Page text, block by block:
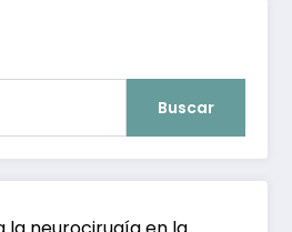
Buscar